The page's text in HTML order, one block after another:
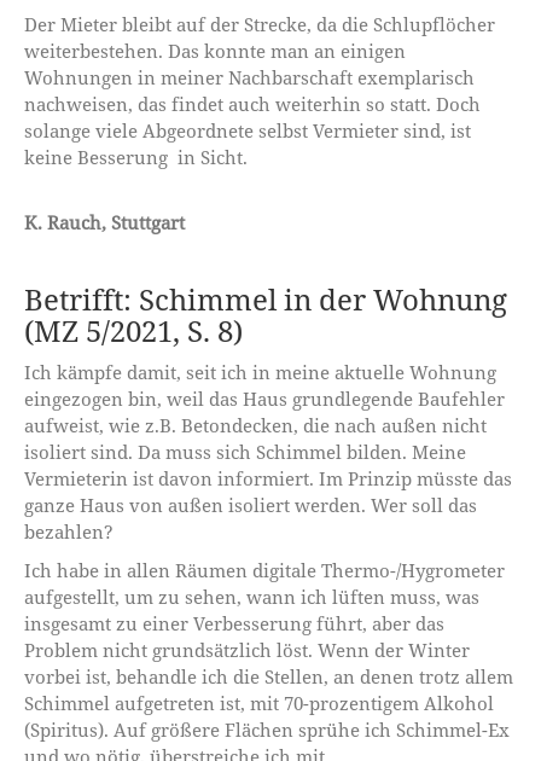
Der Mieter bleibt auf der Strecke, da die Schlupflöcher
weiterbestehen. Das konnte man an einigen
Wohnungen in meiner Nachbarschaft exemplarisch
nachweisen, das findet auch weiterhin so statt. Doch
solange viele Abgeordnete selbst Vermieter sind, ist
keine Besserung in Sicht.
K. Rauch, Stuttgart
Betrifft: Schimmel in der Wohnung
(MZ 5/2021, S. 8)
Ich kämpfe damit, seit ich in meine aktuelle Wohnung
eingezogen bin, weil das Haus grundlegende Baufehler
aufweist, wie z.B. Betondecken, die nach außen nicht
isoliert sind. Da muss sich Schimmel bilden. Meine
Vermieterin ist davon informiert. Im Prinzip müsste das
ganze Haus von außen isoliert werden. Wer soll das
bezahlen?
Ich habe in allen Räumen digitale Thermo-/Hygrometer
aufgestellt, um zu sehen, wann ich lüften muss, was
insgesamt zu einer Verbesserung führt, aber das
Problem nicht grundsätzlich löst. Wenn der Winter
vorbei ist, behandle ich die Stellen, an denen trotz allem
Schimmel aufgetreten ist, mit 70-prozentigem Alkohol
(Spiritus). Auf größere Flächen sprühe ich Schimmel-Ex